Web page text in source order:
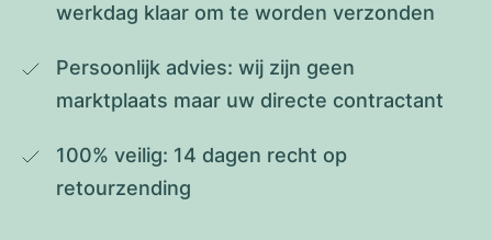
werkdag klaar om te worden verzonden
Persoonlijk advies: wij zijn geen
marktplaats maar uw directe contractant
100% veilig: 14 dagen recht op
retourzending